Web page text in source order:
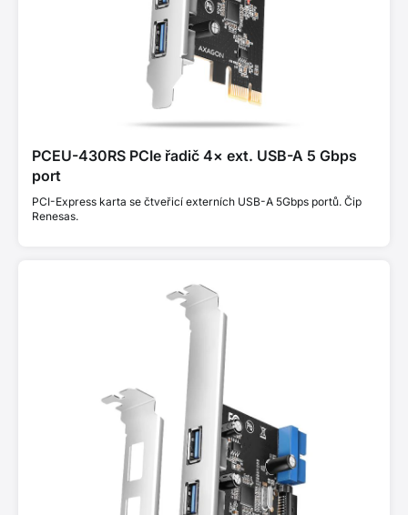
PCEU-430RS PCIe řadič 4× ext. USB-A 5 Gbps
port
PCI-Express karta se čtveřicí externích USB-A 5Gbps portů. Čip
Renesas.